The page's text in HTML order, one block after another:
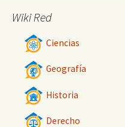
Wiki Red
Ciencias
Geografía
Historia
Derecho